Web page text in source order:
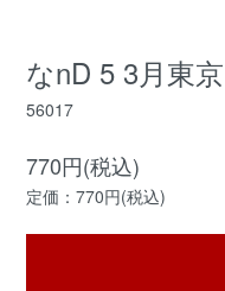
なnD 5 3月東京
56017
770円(税込)
定価：770円(税込)